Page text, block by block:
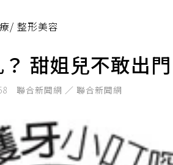
/ 整形美容
甜姐兒不敢出門
聯合新聞網 ／ 聯合新聞網